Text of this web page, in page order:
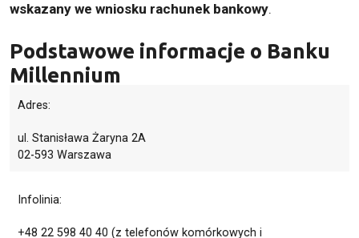
wskazany we wniosku rachunek bankowy.
Podstawowe informacje o Banku
Millennium
Adres:
ul. Stanisława Żaryna 2A
02-593 Warszawa
Infolinia:
+48 22 598 40 40 (z telefonów komórkowych i